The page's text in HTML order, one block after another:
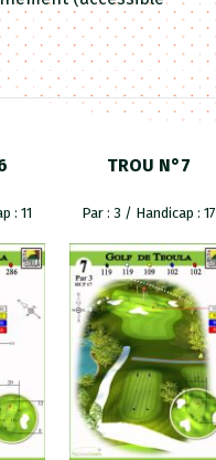
: 11
TROU N°7
Par : 3 / Handicap : 17